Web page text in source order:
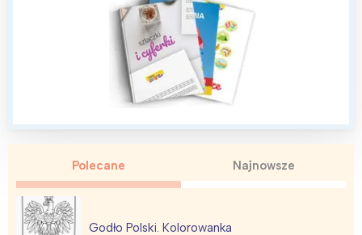
Polecane Najnowsze
Godło Polski. Kolorowanka
Trójmiasto
Południe
Północ
Wszystkie
Wybieram